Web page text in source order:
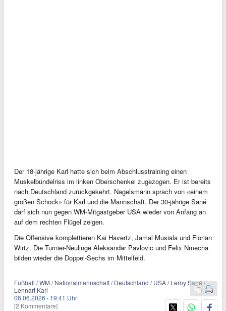
Der 18-jährige Karl hatte sich beim Abschlusstraining einen
Muskelbündelriss im linken Oberschenkel zugezogen. Er ist bereits
nach Deutschland zurückgekehrt. Nagelsmann sprach von «einem
großen Schock» für Karl und die Mannschaft. Der 30-jährige Sané
darf sich nun gegen WM-Mitgastgeber USA wieder von Anfang an
auf dem rechten Flügel zeigen.
Die Offensive komplettieren Kai Havertz, Jamal Musiala und Florian
Wirtz. Die Turnier-Neulinge Aleksandar Pavlovic und Felix Nmecha
bilden wieder die Doppel-Sechs im Mittelfeld.
Fußball / WM / Nationalmannschaft / Deutschland / USA / Leroy Sané /
Lennart Karl
06.06.2026 · 19:41 Uhr
[2 Kommentare]